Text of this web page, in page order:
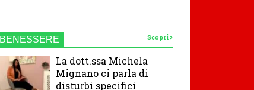
BENESSERE Scopri
La dott.ssa Michela
Mignano ci parla di
disturbi specifici